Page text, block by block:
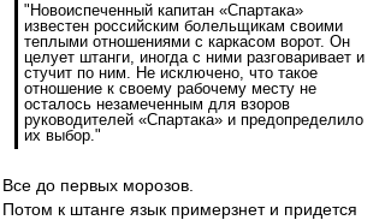
"Новоиспеченный капитан «Спартака»
известен российским болельщикам своими
теплыми отношениями с каркасом ворот. Он
целует штанги, иногда с ними разговаривает и
стучит по ним. Не исключено, что такое
отношение к своему рабочему месту не
осталось незамеченным для взоров
руководителей «Спартака» и предопределило
их выбор."
Все до первых морозов.
Потом к штанге язык примерзнет и придется